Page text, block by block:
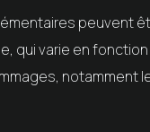
peuvent
qui varie en
notamment